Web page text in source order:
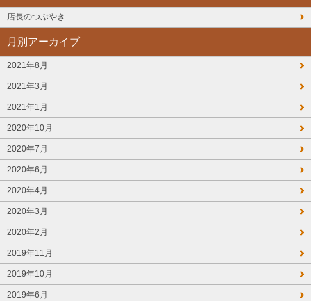
店長のつぶやき
月別アーカイブ
2021年8月
2021年3月
2021年1月
2020年10月
2020年7月
2020年6月
2020年4月
2020年3月
2020年2月
2019年11月
2019年10月
2019年6月